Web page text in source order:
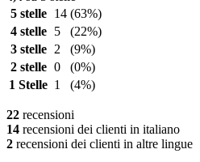
5 stelle
14 (63%)
4 stelle
5
(22%)
3 stelle
2
(9%)
2 stelle 0
(0%)
1 Stelle 1 (4%)
22 recensioni
14 recensioni dei clienti in italiano
2 recensioni dei clienti in altre lingue